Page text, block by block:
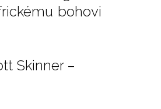
bohovi
Skinner –